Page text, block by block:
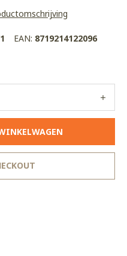
EAN: 8719214122096